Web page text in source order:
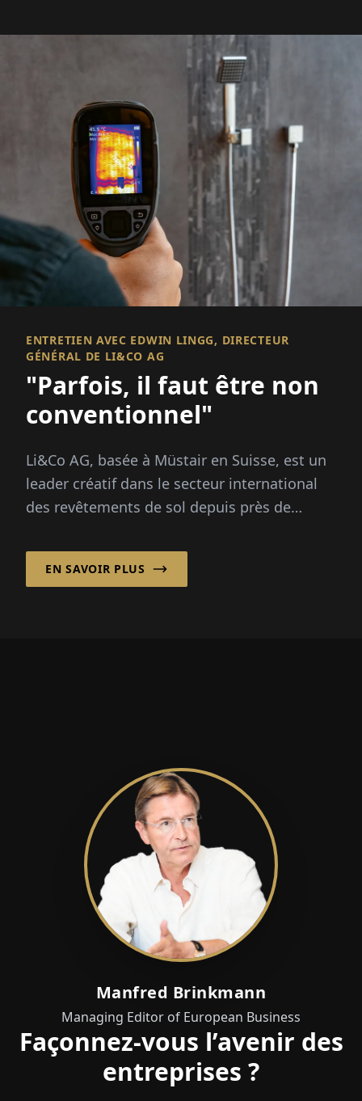
ENTRETIEN AVEC EDWIN LINGG, DIRECTEUR
GÉNÉRAL DE LI&CO AG
"Parfois, il faut être non
conventionnel"
Li&Co AG, basée à Müstair en Suisse, est un
leader créatif dans le secteur international
des revêtements de sol depuis près de
durabilité et des solutions innovantes à
partir de matériaux recyclés, l'entreprise
EN SAVOIR PLUS
Manfred Brinkmann
Managing Editor of European Business
Façonnez-vous l’avenir des
entreprises ?